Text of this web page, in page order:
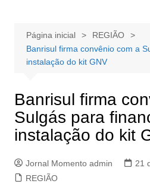
Página inicial
REGIÃO
Banrisul firma convênio com a
instalação do kit GNV
Banrisul firma
Sulgás para
instalação do kit
Jornal Momento admin
21
REGIÃO